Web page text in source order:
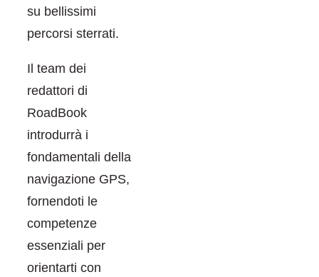
su bellissimi
percorsi sterrati.
Il team dei
redattori di
RoadBook
introdurrà i
fondamentali della
navigazione GPS,
fornendoti le
competenze
essenziali per
orientarti con